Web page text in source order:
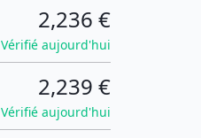
2,236 €
Vérifié aujourd'hui
2,239 €
Vérifié aujourd'hui